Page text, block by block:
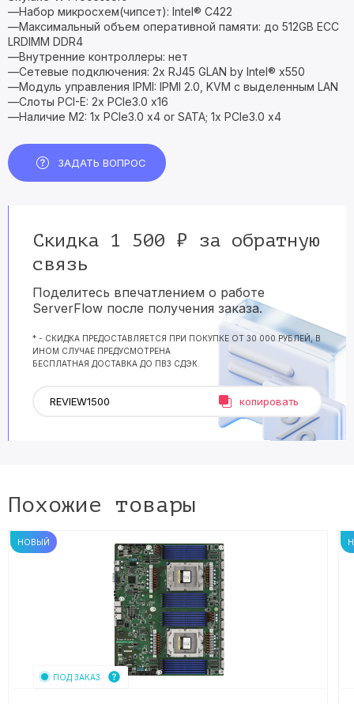
—Набор микросхем(чипсет): Intel® C422
—Максимальный объем оперативной памяти: до 512GB ECC
LRDIMM DDR4
—Внутренние контроллеры: нет
—Сетевые подключения: 2x RJ45 GLAN by Intel® x550
—Модуль управления IPMI: IPMI 2.0, KVM с выделенным LAN
—Слоты PCI-E: 2x PCIe3.0 x16
—Наличие M2: 1x PCIe3.0 x4 or SATA; 1x PCIe3.0 x4
ЗАДАТЬ ВОПРОС
Скидка 1 500 ₽ за обратную
связь
Поделитесь впечатлением о работе
ServerFlow после получения заказа.
* - СКИДКА ПРЕДОСТАВЛЯЕТСЯ ПРИ ПОКУПКЕ ОТ 30 000 РУБЛЕЙ, В
ИНОМ СЛУЧАЕ ПРЕДУСМОТРЕНА
БЕСПЛАТНАЯ ДОСТАВКА ДО ПВЗ СДЭК.
копировать
Похожие товары
НОВЫЙ
ПОД ЗАКАЗ